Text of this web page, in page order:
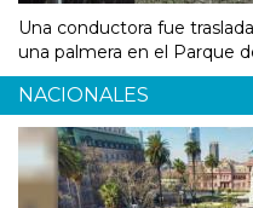
Una conductora fue
una palmera en el Parque
NACIONALES